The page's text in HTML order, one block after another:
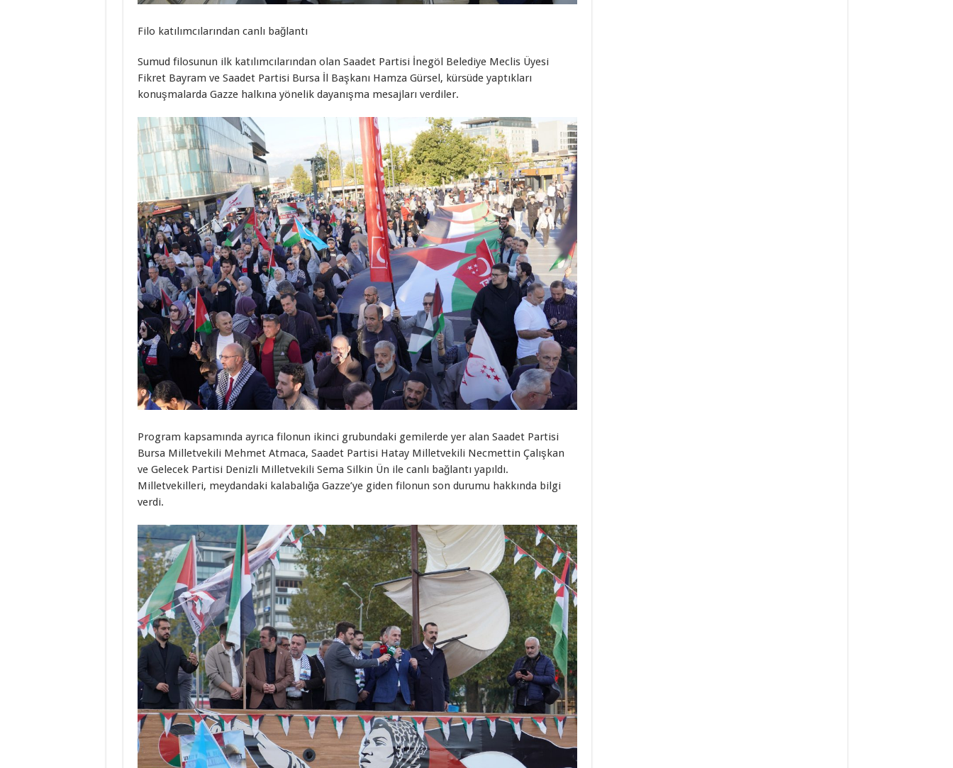
Filo katılımcılarından canlı bağlantı
Sumud filosunun ilk katılımcılarından olan Saadet Partisi İnegöl Belediye Meclis Üyesi
Fikret Bayram ve Saadet Partisi Bursa İl Başkanı Hamza Gürsel, kürsüde yaptıkları
konuşmalarda Gazze halkına yönelik dayanışma mesajları verdiler.
Program kapsamında ayrıca filonun ikinci grubundaki gemilerde yer alan Saadet Partisi
Bursa Milletvekili Mehmet Atmaca, Saadet Partisi Hatay Milletvekili Necmettin Çalışkan
ve Gelecek Partisi Denizli Milletvekili Sema Silkin Ün ile canlı bağlantı yapıldı.
Milletvekilleri, meydandaki kalabalığa Gazze’ye giden filonun son durumu hakkında bilgi
verdi.